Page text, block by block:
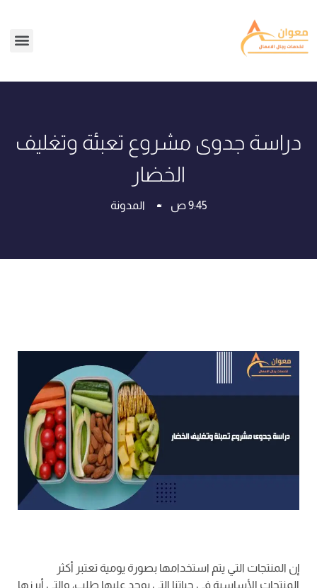
دراسة جدوى مشروع تعبئة وتغليف
الخضار
9:45 ص المدونة
إن المنتجات التي يتم استخدامها بصورة يومية تعتبر أكثر
المنتجات الأساسية في حياتنا التي يوجد عليها طلب، والتي أبرزها